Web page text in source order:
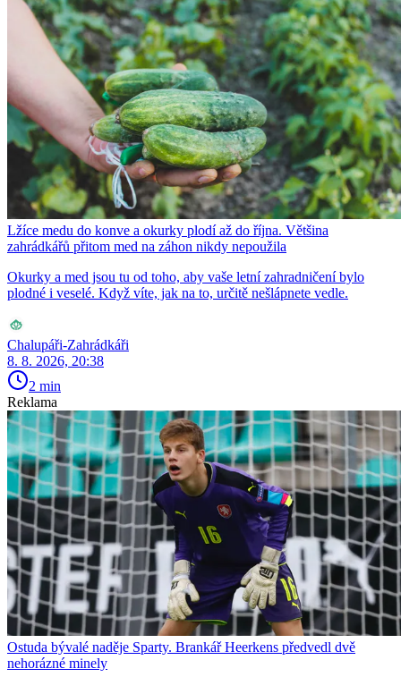
Lžíce medu do konve a okurky plodí až do října. Většina
zahrádkářů přitom med na záhon nikdy nepoužila
Okurky a med jsou tu od toho, aby vaše letní zahradničení bylo
plodné i veselé. Když víte, jak na to, určitě nešlápnete vedle.
Chalupáři-Zahrádkáři
8. 8. 2026, 20:38
2 min
Reklama
Ostuda bývalé naděje Sparty. Brankář Heerkens předvedl dvě
nehorázné minely